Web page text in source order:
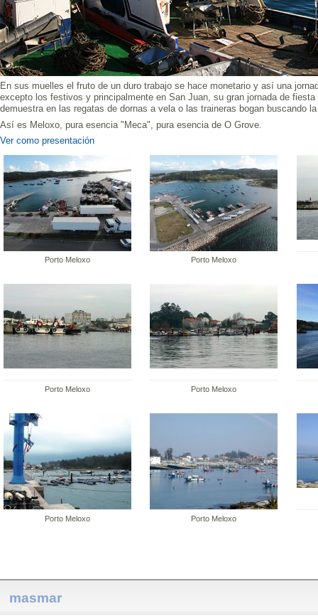
En sus muelles el fruto de un duro trabajo se hace monetario y así una
excepto los festivos y principalmente en San Juan, su gran jornada de
demuestra en las regatas de dornas a vela o las traineras bogan buscando
Así es Meloxo, pura esencia "Meca", pura esencia de O Grove.
Ver como presentación
Porto Meloxo Porto Meloxo
Porto Meloxo Porto Meloxo
Porto Meloxo Porto Meloxo
masmar